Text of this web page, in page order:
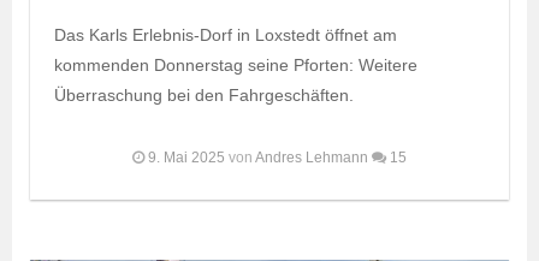
Das Karls Erlebnis-Dorf in Loxstedt öffnet am
kommenden Donnerstag seine Pforten: Weitere
Überraschung bei den Fahrgeschäften.
9. Mai 2025 von Andres Lehmann 15